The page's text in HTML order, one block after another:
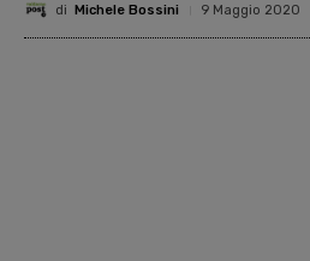
di Michele Bossini 9 Maggio 2020